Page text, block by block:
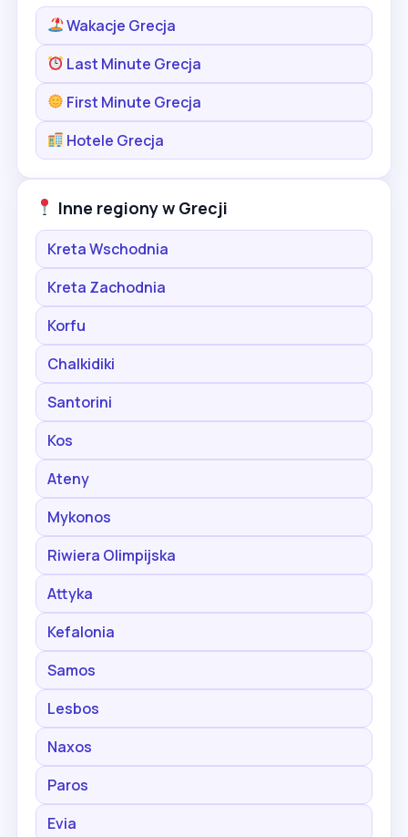
Wakacje Grecja
Last Minute Grecja
First Minute Grecja
Hotele Grecja
Inne regiony w Grecji
Kreta Wschodnia
Kreta Zachodnia
Korfu
Chalkidiki
Santorini
Kos
Ateny
Mykonos
Riwiera Olimpijska
Attyka
Kefalonia
Samos
Lesbos
Naxos
Paros
Evia